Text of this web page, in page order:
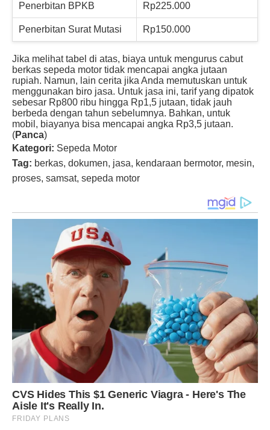
Penerbitan BPKB Rp225.000
Penerbitan Surat Mutasi Rp150.000
Jika melihat tabel di atas, biaya untuk mengurus cabut
berkas sepeda motor tidak mencapai angka jutaan
rupiah. Namun, lain cerita jika Anda memutuskan untuk
menggunakan biro jasa. Untuk jasa ini, tarif yang dipatok
sebesar Rp800 ribu hingga Rp1,5 jutaan, tidak jauh
berbeda dengan tahun sebelumnya. Bahkan, untuk
mobil, biayanya bisa mencapai angka Rp3,5 jutaan.
(Panca)
Kategori: Sepeda Motor
Tag: berkas, dokumen, jasa, kendaraan bermotor, mesin,
proses, samsat, sepeda motor